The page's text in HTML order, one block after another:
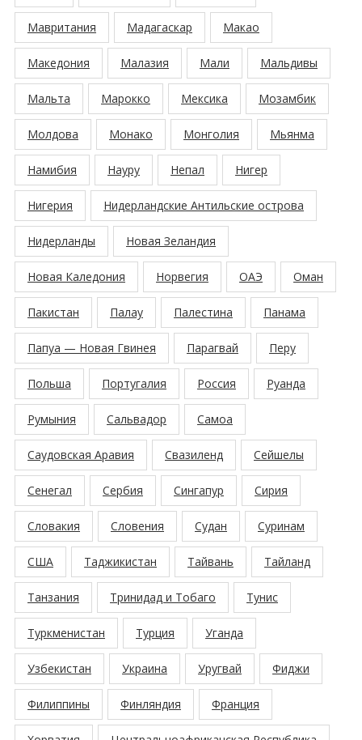
Мавритания Мадагаскар Макао
Македония Малазия Мали Мальдивы
Мальта Марокко Мексика Мозамбик
Молдова Монако Монголия Мьянма
Намибия Науру Непал Нигер
Нигерия Нидерландские Антильские острова
Нидерланды Новая Зеландия
Новая Каледония Норвегия ОАЭ Оман
Пакистан Палау Палестина Панама
Папуа — Новая Гвинея Парагвай Перу
Польша Португалия Россия Руанда
Румыния Сальвадор Самоа
Саудовская Аравия Свазиленд Сейшелы
Сенегал Сербия Сингапур Сирия
Словакия Словения Судан Суринам
США Таджикистан Тайвань Тайланд
Танзания Тринидад и Тобаго Тунис
Туркменистан Турция Уганда
Узбекистан Украина Уругвай Фиджи
Филиппины Финляндия Франция